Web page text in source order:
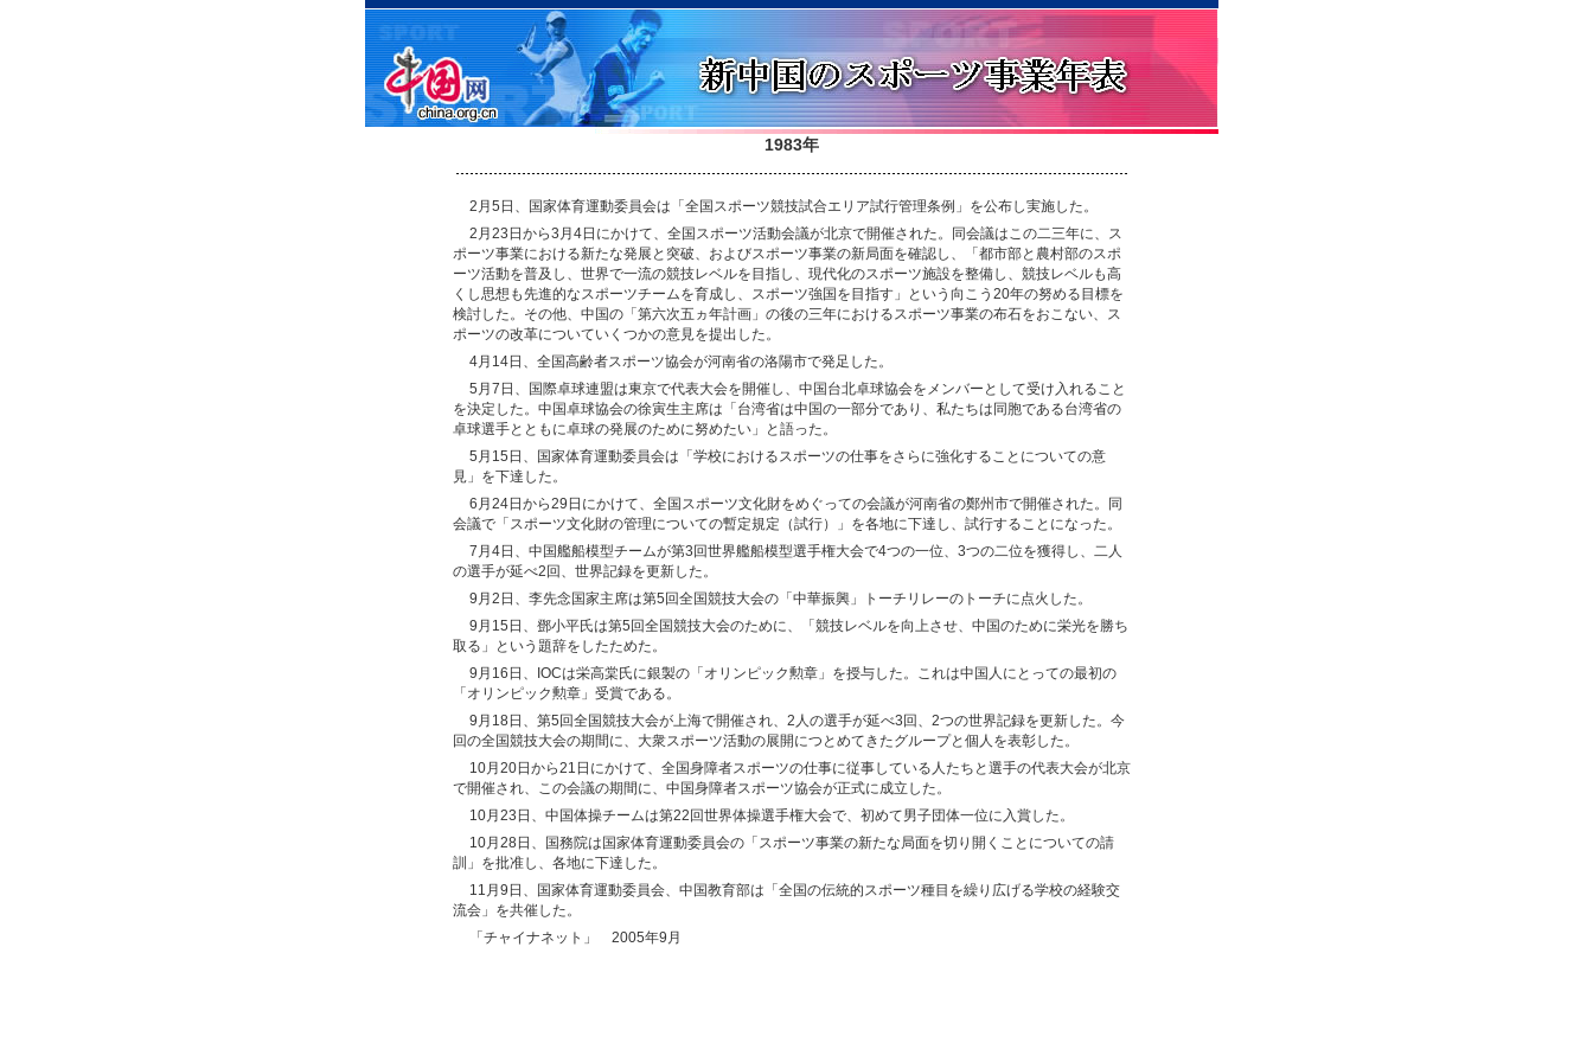
1983年
2月5日、国家体育運動委員会は「全国スポーツ競技試合エリア試行管理条例」を公布し実施した。
2月23日から3月4日にかけて、全国スポーツ活動会議が北京で開催された。同会議はこの二三年に、ス
ポーツ事業における新たな発展と突破、およびスポーツ事業の新局面を確認し、「都市部と農村部のスポ
ーツ活動を普及し、世界で一流の競技レベルを目指し、現代化のスポーツ施設を整備し、競技レベルも高
くし思想も先進的なスポーツチームを育成し、スポーツ強国を目指す」という向こう20年の努める目標を
検討した。その他、中国の「第六次五ヵ年計画」の後の三年におけるスポーツ事業の布石をおこない、ス
ポーツの改革についていくつかの意見を提出した。
4月14日、全国高齢者スポーツ協会が河南省の洛陽市で発足した。
5月7日、国際卓球連盟は東京で代表大会を開催し、中国台北卓球協会をメンバーとして受け入れること
を決定した。中国卓球協会の徐寅生主席は「台湾省は中国の一部分であり、私たちは同胞である台湾省の
卓球選手とともに卓球の発展のために努めたい」と語った。
5月15日、国家体育運動委員会は「学校におけるスポーツの仕事をさらに強化することについての意
見」を下達した。
6月24日から29日にかけて、全国スポーツ文化財をめぐっての会議が河南省の鄭州市で開催された。同
会議で「スポーツ文化財の管理についての暫定規定（試行）」を各地に下達し、試行することになった。
7月4日、中国艦船模型チームが第3回世界艦船模型選手権大会で4つの一位、3つの二位を獲得し、二人
の選手が延べ2回、世界記録を更新した。
9月2日、李先念国家主席は第5回全国競技大会の「中華振興」トーチリレーのトーチに点火した。
9月15日、鄧小平氏は第5回全国競技大会のために、「競技レベルを向上させ、中国のために栄光を勝ち
取る」という題辞をしたためた。
9月16日、IOCは栄高棠氏に銀製の「オリンピック勲章」を授与した。これは中国人にとっての最初の
「オリンピック勲章」受賞である。
9月18日、第5回全国競技大会が上海で開催され、2人の選手が延べ3回、2つの世界記録を更新した。今
回の全国競技大会の期間に、大衆スポーツ活動の展開につとめてきたグループと個人を表彰した。
10月20日から21日にかけて、全国身障者スポーツの仕事に従事している人たちと選手の代表大会が北京
で開催され、この会議の期間に、中国身障者スポーツ協会が正式に成立した。
10月23日、中国体操チームは第22回世界体操選手権大会で、初めて男子団体一位に入賞した。
10月28日、国務院は国家体育運動委員会の「スポーツ事業の新たな局面を切り開くことについての請
訓」を批准し、各地に下達した。
11月9日、国家体育運動委員会、中国教育部は「全国の伝統的スポーツ種目を繰り広げる学校の経験交
流会」を共催した。
「チャイナネット」 2005年9月